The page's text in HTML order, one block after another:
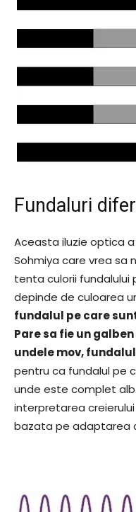
Fundaluri
Aceasta iluzie optica
Sohmiya care vrea sa
tenta culorii
depinde de culoarea
fundalul pe care
Pare sa fie un
undele mov,
pentru ca fundalul pe
unde este complet
interpretarea
bazata pe adaptarea